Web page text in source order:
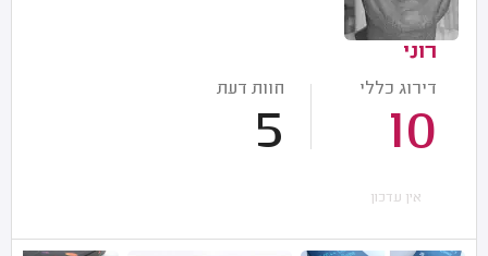
רוני
דירוג כללי
10
חוות דעת
5
אין עדכון